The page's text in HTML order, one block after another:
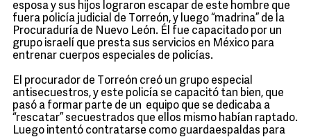
esposa y sus hijos lograron escapar de este hombre que
fuera policía judicial de Torreón, y luego “madrina” de la
Procuraduría de Nuevo León. Él fue capacitado por un
grupo israelí que presta sus servicios en México para
entrenar cuerpos especiales de policías.
El procurador de Torreón creó un grupo especial
antisecuestros, y este policía se capacitó tan bien, que
pasó a formar parte de un equipo que se dedicaba a
“rescatar” secuestrados que ellos mismo habían raptado.
Luego intentó contratarse como guardaespaldas para